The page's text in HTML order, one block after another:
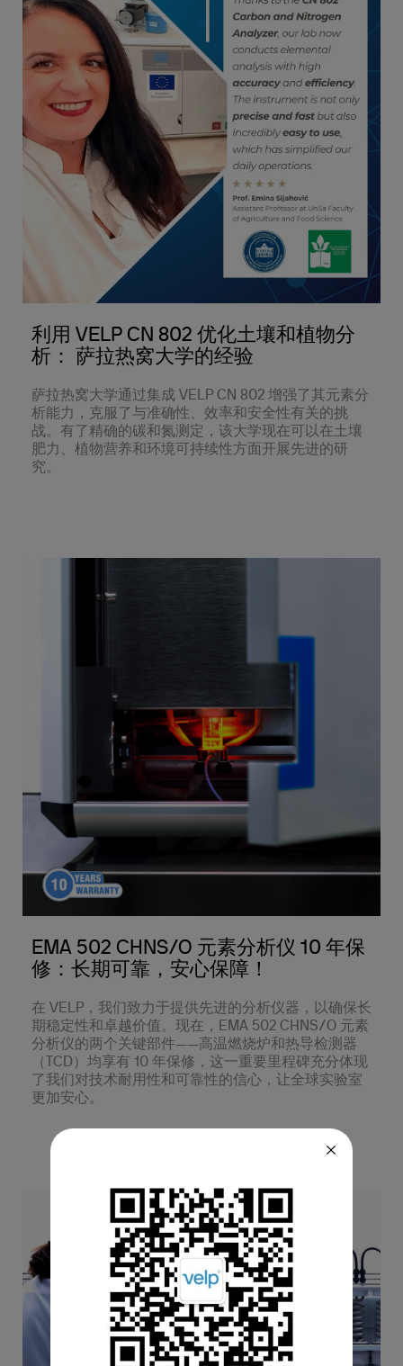
利用 VELP CN 802 优化土壤和植物分
析： 萨拉热窝大学的经验
萨拉热窝大学通过集成 VELP CN 802 增强了其元素分
析能力，克服了与准确性、效率和安全性有关的挑
战。有了精确的碳和氮测定，该大学现在可以在土壤
肥力、植物营养和环境可持续性方面开展先进的研
究。
EMA 502 CHNS/O 元素分析仪 10 年保
修：长期可靠，安心保障！
在 VELP，我们致力于提供先进的分析仪器，以确保长
期稳定性和卓越价值。现在，EMA 502 CHNS/O 元素
分析仪的两个关键部件——高温燃烧炉和热导检测器
（TCD）均享有 10 年保修，这一重要里程碑充分体现
了我们对技术耐用性和可靠性的信心，让全球实验室
更加安心。